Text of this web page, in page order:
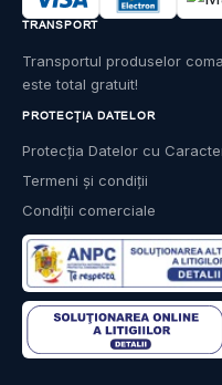
PROTECȚIA DATELOR
Protecția Datelor cu
Termeni și condiții
Condiții comerciale
TRANSPORT
Transportul produselor
este total gratuit!